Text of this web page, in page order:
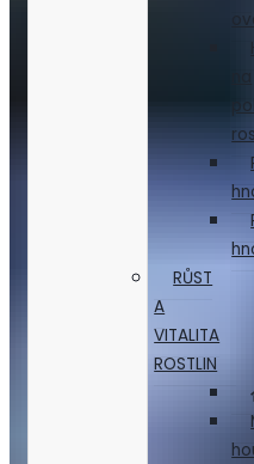
RŮST
A
VITALITA
ROSTLIN